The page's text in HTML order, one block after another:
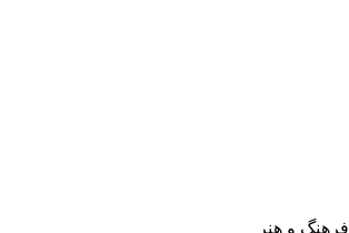
فرهنگ و هنر